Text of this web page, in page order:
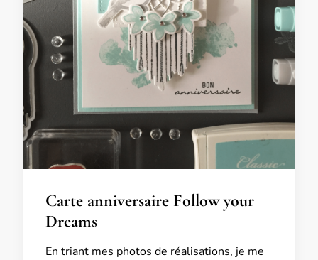
Carte anniversaire Follow your
Dreams
En triant mes photos de réalisations, je me